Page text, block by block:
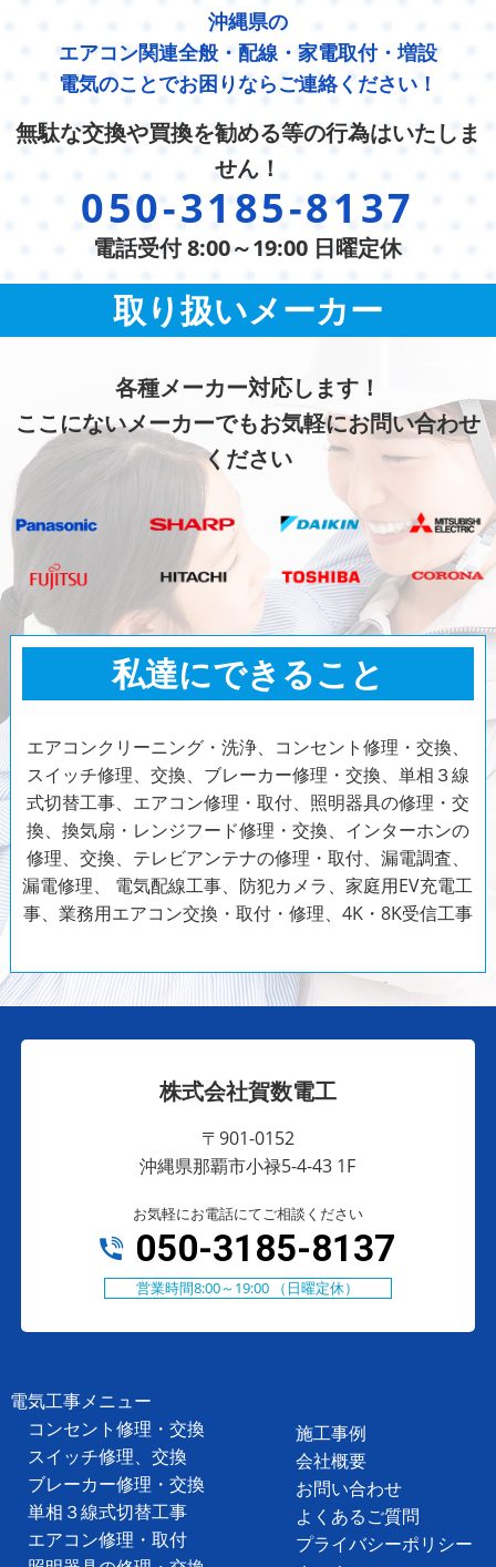
沖縄県の
エアコン関連全般・配線・家電取付・増設
電気のことでお困りならご連絡ください！
無駄な交換や買換を勧める等の行為はいたしま
せん！
050-3185-8137
電話受付 8:00～19:00 日曜定休
取り扱いメーカー
各種メーカー対応します！
ここにないメーカーでもお気軽にお問い合わせ
ください
私達にできること
エアコンクリーニング・洗浄、コンセント修理・交換、
スイッチ修理、交換、ブレーカー修理・交換、単相３線
式切替工事、エアコン修理・取付、照明器具の修理・交
換、換気扇・レンジフード修理・交換、インターホンの
修理、交換、テレビアンテナの修理・取付、漏電調査、
漏電修理、 電気配線工事、防犯カメラ、家庭用EV充電工
事、業務用エアコン交換・取付・修理、4K・8K受信工事
株式会社賀数電工
〒901-0152
沖縄県那覇市小禄5-4-43 1F
お気軽にお電話にてご相談ください
050-3185-8137
営業時間8:00～19:00 （日曜定休）
電気工事メニュー
コンセント修理・交換
スイッチ修理、交換
ブレーカー修理・交換
単相３線式切替工事
エアコン修理・取付
施工事例
会社概要
お問い合わせ
よくあるご質問
プライバシーポリシー